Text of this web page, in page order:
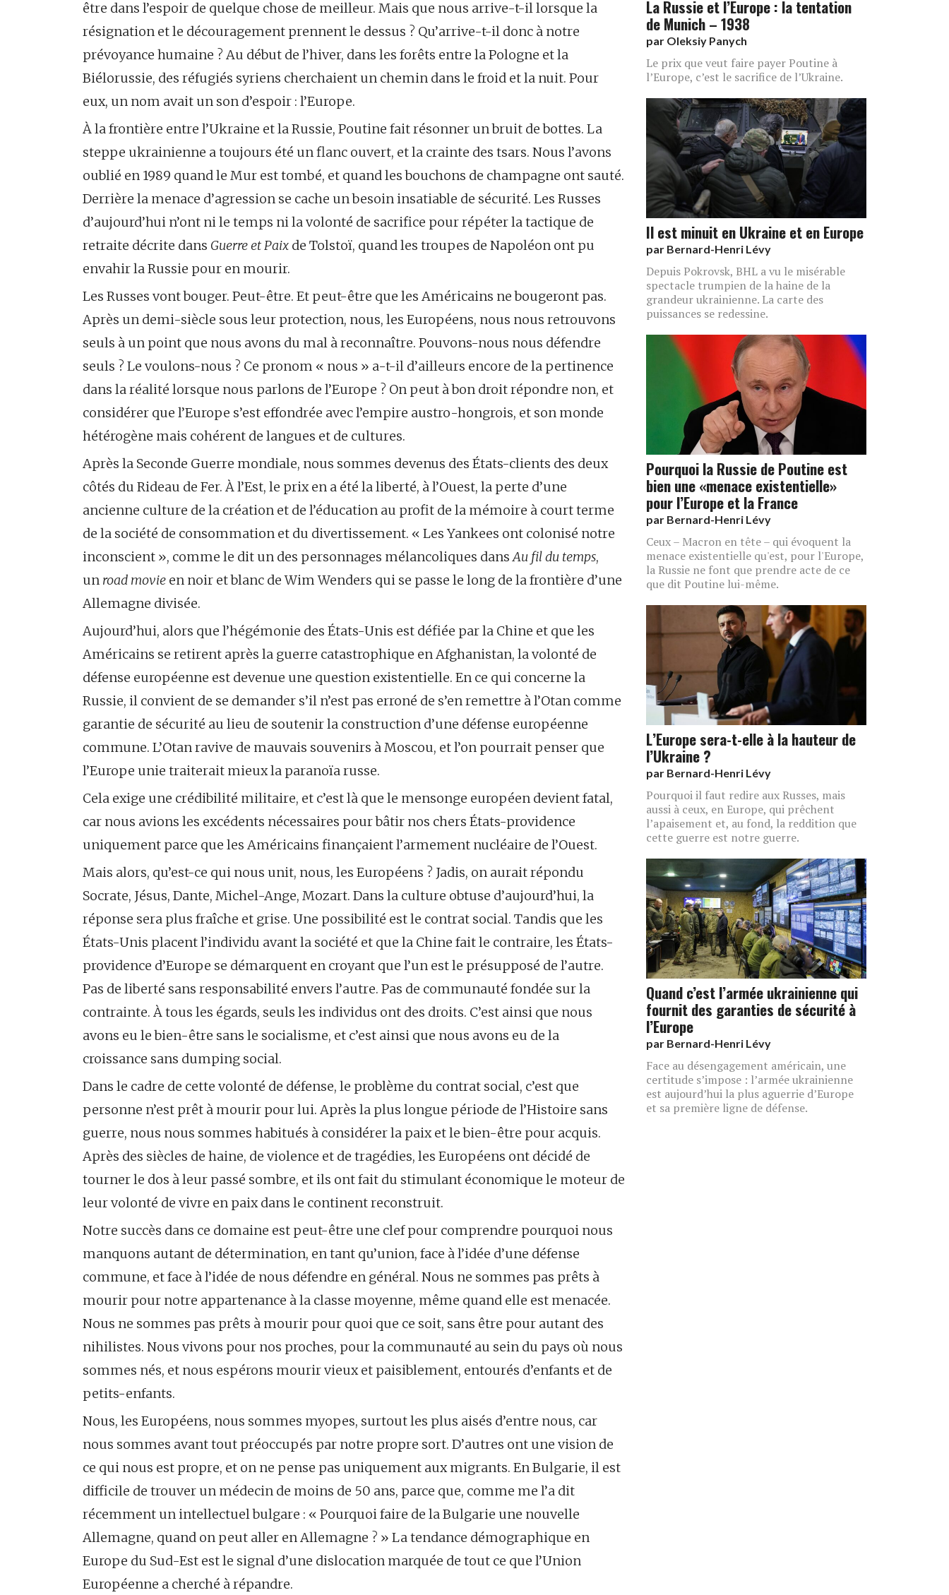
être dans l’espoir de quelque chose de meilleur. Mais que nous arrive-t-il lorsque la
résignation et le découragement prennent le dessus ? Qu’arrive-t-il donc à notre
prévoyance humaine ? Au début de l’hiver, dans les forêts entre la Pologne et la
Biélorussie, des réfugiés syriens cherchaient un chemin dans le froid et la nuit. Pour
eux, un nom avait un son d’espoir : l’Europe.
À la frontière entre l’Ukraine et la Russie, Poutine fait résonner un bruit de bottes. La
steppe ukrainienne a toujours été un flanc ouvert, et la crainte des tsars. Nous l’avons
oublié en 1989 quand le Mur est tombé, et quand les bouchons de champagne ont sauté.
Derrière la menace d’agression se cache un besoin insatiable de sécurité. Les Russes
d’aujourd’hui n’ont ni le temps ni la volonté de sacrifice pour répéter la tactique de
retraite décrite dans Guerre et Paix de Tolstoï, quand les troupes de Napoléon ont pu
envahir la Russie pour en mourir.
Les Russes vont bouger. Peut-être. Et peut-être que les Américains ne bougeront pas.
Après un demi-siècle sous leur protection, nous, les Européens, nous nous retrouvons
seuls à un point que nous avons du mal à reconnaître. Pouvons-nous nous défendre
seuls ? Le voulons-nous ? Ce pronom « nous » a-t-il d’ailleurs encore de la pertinence
dans la réalité lorsque nous parlons de l’Europe ? On peut à bon droit répondre non, et
considérer que l’Europe s’est effondrée avec l’empire austro-hongrois, et son monde
hétérogène mais cohérent de langues et de cultures.
Après la Seconde Guerre mondiale, nous sommes devenus des États-clients des deux
côtés du Rideau de Fer. À l’Est, le prix en a été la liberté, à l’Ouest, la perte d’une
ancienne culture de la création et de l’éducation au profit de la mémoire à court terme
de la société de consommation et du divertissement. « Les Yankees ont colonisé notre
inconscient », comme le dit un des personnages mélancoliques dansAu fil du temps,
un road movie en noir et blanc de Wim Wenders qui se passe le long de la frontière d’une
Allemagne divisée.
Aujourd’hui, alors que l’hégémonie des États-Unis est défiée par la Chine et que les
Américains se retirent après la guerre catastrophique en Afghanistan, la volonté de
défense européenne est devenue une question existentielle. En ce qui concerne la
Russie, il convient de se demander s’il n’est pas erroné de s’en remettre à l’Otan comme
garantie de sécurité au lieu de soutenir la construction d’une défense européenne
commune. L’Otan ravive de mauvais souvenirs à Moscou, et l’on pourrait penser que
l’Europe unie traiterait mieux la paranoïa russe.
Cela exige une crédibilité militaire, et c’est là que le mensonge européen devient fatal,
car nous avions les excédents nécessaires pour bâtir nos chers États-providence
uniquement parce que les Américains finançaient l’armement nucléaire de l’Ouest.
Mais alors, qu’est-ce qui nous unit, nous, les Européens ? Jadis, on aurait répondu
Socrate, Jésus, Dante, Michel-Ange, Mozart. Dans la culture obtuse d’aujourd’hui, la
réponse sera plus fraîche et grise. Une possibilité est le contrat social. Tandis que les
États-Unis placent l’individu avant la société et que la Chine fait le contraire, les États-
providence d’Europe se démarquent en croyant que l’un est le présupposé de l’autre.
Pas de liberté sans responsabilité envers l’autre. Pas de communauté fondée sur la
contrainte. À tous les égards, seuls les individus ont des droits. C’est ainsi que nous
avons eu le bien-être sans le socialisme, et c’est ainsi que nous avons eu de la
croissance sans dumping social.
Dans le cadre de cette volonté de défense, le problème du contrat social, c’est que
personne n’est prêt à mourir pour lui. Après la plus longue période de l’Histoire sans
guerre, nous nous sommes habitués à considérer la paix et le bien-être pour acquis.
Après des siècles de haine, de violence et de tragédies, les Européens ont décidé de
tourner le dos à leur passé sombre, et ils ont fait du stimulant économique le moteur de
leur volonté de vivre en paix dans le continent reconstruit.
Notre succès dans ce domaine est peut-être une clef pour comprendre pourquoi nous
manquons autant de détermination, en tant qu’union, face à l’idée d’une défense
commune, et face à l’idée de nous défendre en général. Nous ne sommes pas prêts à
mourir pour notre appartenance à la classe moyenne, même quand elle est menacée.
Nous ne sommes pas prêts à mourir pour quoi que ce soit, sans être pour autant des
nihilistes. Nous vivons pour nos proches, pour la communauté au sein du pays où nous
sommes nés, et nous espérons mourir vieux et paisiblement, entourés d’enfants et de
petits-enfants.
Nous, les Européens, nous sommes myopes, surtout les plus aisés d’entre nous, car
nous sommes avant tout préoccupés par notre propre sort. D’autres ont une vision de
ce qui nous est propre, et on ne pense pas uniquement aux migrants. En Bulgarie, il est
difficile de trouver un médecin de moins de 50 ans, parce que, comme me l’a dit
récemment un intellectuel bulgare : « Pourquoi faire de la Bulgarie une nouvelle
Allemagne, quand on peut aller en Allemagne ? » La tendance démographique en
Europe du Sud-Est est le signal d’une dislocation marquée de tout ce que l’Union
Européenne a cherché à répandre.
La Russie et l’Europe : la tentation
de Munich – 1938
par Oleksiy Panych
Le prix que veut faire payer Poutine à
l’Europe, c’est le sacrifice de l’Ukraine.
Il est minuit en Ukraine et en Europe
par Bernard-Henri Lévy
Depuis Pokrovsk, BHL a vu le misérable
spectacle trumpien de la haine de la
grandeur ukrainienne. La carte des
puissances se redessine.
Pourquoi la Russie de Poutine est
bien une «menace existentielle»
pour l’Europe et la France
par Bernard-Henri Lévy
Ceux – Macron en tête – qui évoquent la
menace existentielle qu'est, pour l'Europe,
la Russie ne font que prendre acte de ce
que dit Poutine lui-même.
L’Europe sera-t-elle à la hauteur de
l’Ukraine ?
par Bernard-Henri Lévy
Pourquoi il faut redire aux Russes, mais
aussi à ceux, en Europe, qui prêchent
l’apaisement et, au fond, la reddition que
cette guerre est notre guerre.
Quand c’est l’armée ukrainienne qui
fournit des garanties de sécurité à
l’Europe
par Bernard-Henri Lévy
Face au désengagement américain, une
certitude s’impose : l’armée ukrainienne
est aujourd’hui la plus aguerrie d’Europe
et sa première ligne de défense.